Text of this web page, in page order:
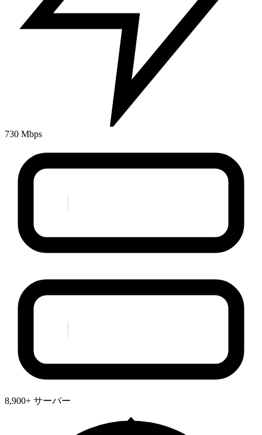
730 Mbps
8,900+ サーバー